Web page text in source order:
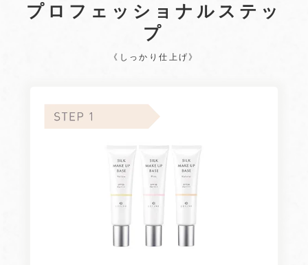
プロフェッショナルステッ
プ
《しっかり仕上げ》